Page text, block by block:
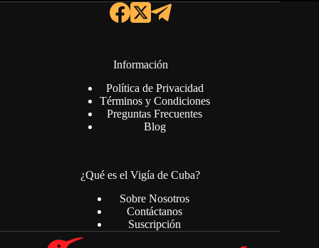
Información
Política de Privacidad
Términos y Condiciones
Preguntas Frecuentes
Blog
¿Qué es el Vigía de Cuba?
Sobre Nosotros
Contáctanos
Suscripción